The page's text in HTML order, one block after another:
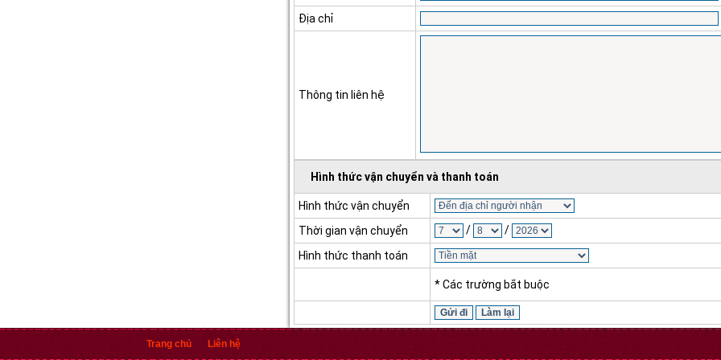
Địa chỉ
Thông tin liên hệ
Hình thức vận chuyển và thanh toán
Hình thức vận chuyển
Thời gian vận chuyển
/
/
Hình thức thanh toán
* Các trường bắt buộc
Trang chủ Liên hệ